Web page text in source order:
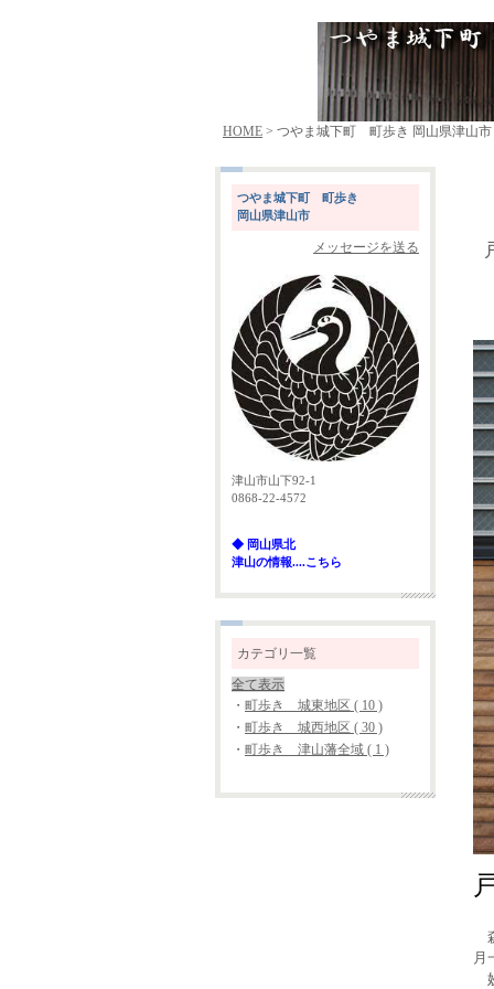
HOME > つやま城下町 町歩き 岡山県津山市
つやま城下町 町歩き
岡山県津山市
メッセージを送る
津山市山下92-1
0868-22-4572
◆ 岡山県北
津山の情報....こちら
カテゴリ一覧
全て表示
・ 町歩き 城東地区 ( 10 )
・ 町歩き 城西地区 ( 30 )
・ 町歩き 津山藩全域 ( 1 )
月